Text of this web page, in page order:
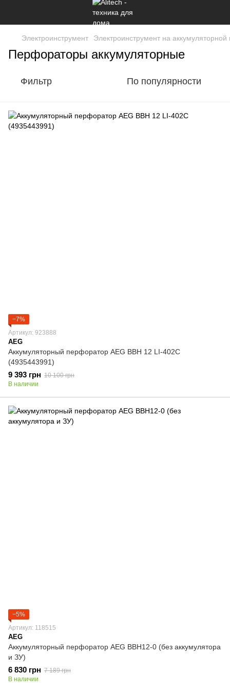
Электроинструмент Электроинструмент на
Перфораторы аккумуляторные
Фильтр По популярности
−7%
Артикул: 923888
AEG
Аккумуляторный перфоратор AEG BBH 12 LI-402C
(4935443991)
9 393 грн 10 100 грн
В наличии
−5%
Артикул: 118515
AEG
Аккумуляторный перфоратор AEG BBH12-0 (без аккумулятора
и ЗУ)
6 830 грн 7 189 грн
В наличии